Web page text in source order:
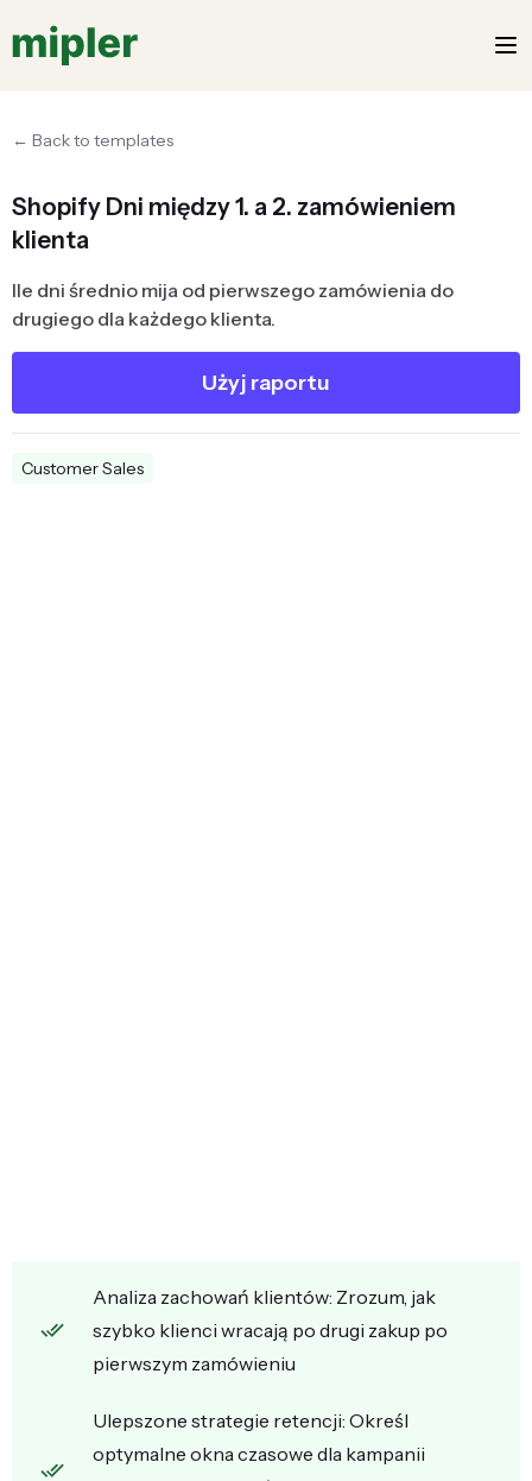
← Back to templates
Shopify Dni między 1. a 2. zamówieniem
klienta
Ile dni średnio mija od pierwszego zamówienia do
drugiego dla każdego klienta.
Użyj raportu
Customer Sales
Analiza zachowań klientów: Zrozum, jak
szybko klienci wracają po drugi zakup po
pierwszym zamówieniu
Ulepszone strategie retencji: Określ
optymalne okna czasowe dla kampanii